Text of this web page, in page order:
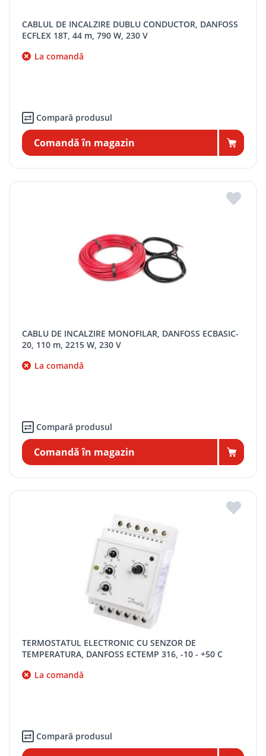
CABLUL DE INCALZIRE DUBLU CONDUCTOR, DANFOSS
ECFLEX 18T, 44 m, 790 W, 230 V
La comandă
Compară produsul
Comandă în magazin
CABLU DE INCALZIRE MONOFILAR, DANFOSS ECBASIC-
20, 110 m, 2215 W, 230 V
La comandă
Compară produsul
Comandă în magazin
TERMOSTATUL ELECTRONIC CU SENZOR DE
TEMPERATURA, DANFOSS ECTEMP 316, -10 - +50 C
La comandă
Compară produsul